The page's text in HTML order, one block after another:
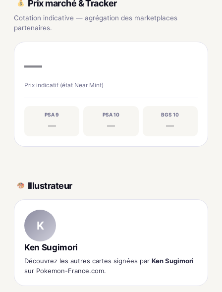
Prix marché & Tracker
Cotation indicative — agrégation des marketplaces
partenaires.
—
Prix indicatif (état Near Mint)
PSA 9
—
PSA 10
—
BGS 10
—
Illustrateur
K
Ken Sugimori
Découvrez les autres cartes signées par Ken Sugimori
sur Pokemon-France.com.